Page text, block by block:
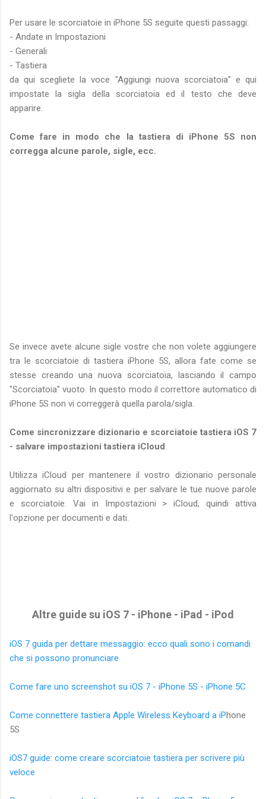
Per usare le scorciatoie in iPhone 5S seguite questi passaggi:
- Andate in Impostazioni
- Generali
- Tastiera
da qui scegliete la voce "Aggiungi nuova scorciatoia" e qui
impostate la sigla della scorciatoia ed il testo che deve
apparire.
Come fare in modo che la tastiera di iPhone 5S non
corregga alcune parole, sigle, ecc.
Se invece avete alcune sigle vostre che non volete aggiungere
tra le scorciatoie di tastiera iPhone 5S, allora fate come se
stesse creando una nuova scorciatoia, lasciando il campo
"Scorciatoia" vuoto. In questo modo il correttore automatico di
iPhone 5S non vi correggerà quella parola/sigla.
Come sincronizzare dizionario e scorciatoie tastiera iOS 7
- salvare impostazioni tastiera iCloud
Utilizza iCloud per mantenere il vostro dizionario personale
aggiornato su altri dispositivi e per salvare le tue nuove parole
e scorciatoie. Vai in Impostazioni > iCloud, quindi attiva
l'opzione per documenti e dati.
Altre guide su iOS 7 - iPhone - iPad - iPod
iOS 7 guida per dettare messaggio: ecco quali sono i comandi
che si possono pronunciare
Come fare uno screenshot su iOS 7 - iPhone 5S - iPhone 5C
Come connettere tastiera Apple Wireless Keyboard a iPhone
5S
iOS7 guide: come creare scorciatoie tastiera per scrivere più
veloce